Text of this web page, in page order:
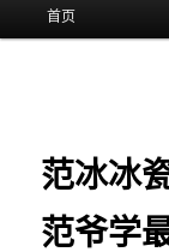
首页
范冰冰
范爷学